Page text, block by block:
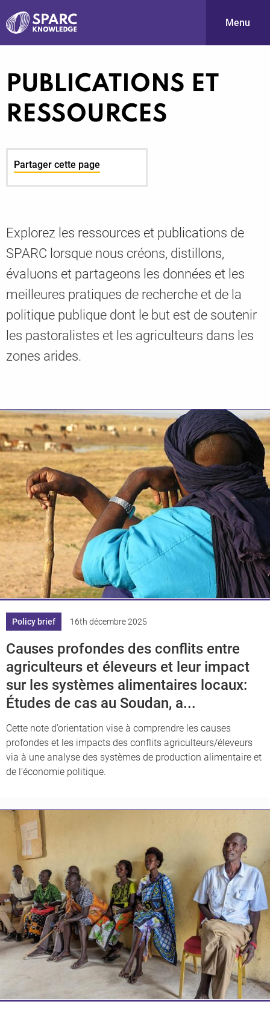
S
Knowledge
Menu
PUBLICATIONS ET
RESSOURCES
Partager cette page
Explorez les ressources et publications de
SPARC lorsque nous créons, distillons,
évaluons et partageons les données et les
meilleures pratiques de recherche et de la
politique publique dont le but est de soutenir
les pastoralistes et les agriculteurs dans les
zones arides.
Policy brief 16th décembre 2025
Causes profondes des conflits entre
agriculteurs et éleveurs et leur impact
sur les systèmes alimentaires locaux:
Études de cas au Soudan, a...
Cette note d’orientation vise à comprendre les causes
profondes et les impacts des conflits agriculteurs/éleveurs
via à une analyse des systèmes de production alimentaire et
de l’économie politique.